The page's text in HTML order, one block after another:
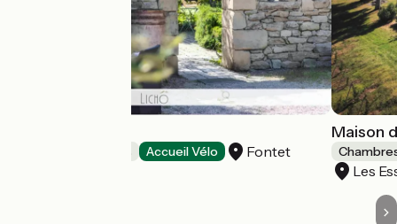
Accueil Vélo Fontet
Maison
Les